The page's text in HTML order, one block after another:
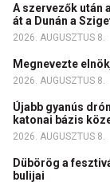
A szervezők után
át a Dunán a
2026. AUGUSZTUS 8.
Megnevezte
2026. AUGUSZTUS 8.
Újabb gyanús
katonai bázis
2026. AUGUSZTUS 8.
Dübörög a
bulijai